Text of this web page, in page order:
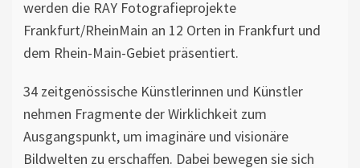
werden die RAY Fotografieprojekte
Frankfurt/RheinMain an 12 Orten in Frankfurt und
dem Rhein-Main-Gebiet präsentiert.
34 zeitgenössische Künstlerinnen und Künstler
nehmen Fragmente der Wirklichkeit zum
Ausgangspunkt, um imaginäre und visionäre
Bildwelten zu erschaffen. Dabei bewegen sie sich